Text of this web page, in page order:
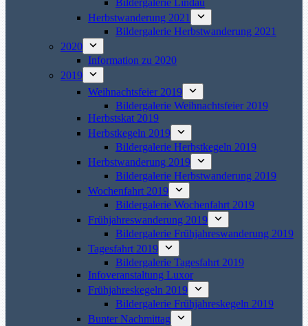
Bildergalerie Lindau
Herbstwanderung 2021
Bildergalerie Herbstwanderung 2021
2020
Information zu 2020
2019
Weihnachtsfeier 2019
Bildergalerie Weihnachtsfeier 2019
Herbstskat 2019
Herbstkegeln 2019
Bildergalerie Herbstkegeln 2019
Herbstwanderung 2019
Bildergalerie Herbstwanderung 2019
Wochenfahrt 2019
Bildergalerie Wochenfahrt 2019
Frühjahreswanderung 2019
Bildergalerie Frühjahreswanderung 2019
Tagesfahrt 2019
Bildergalerie Tagesfahrt 2019
Infoveranstaltung Luxor
Frühjahreskegeln 2019
Bildergalerie Frühjahreskegeln 2019
Bunter Nachmittag